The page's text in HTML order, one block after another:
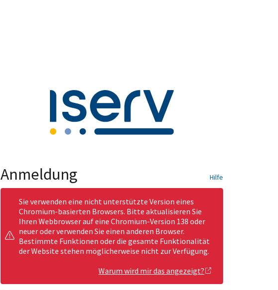
Anmeldung Hilfe
Sie verwenden eine nicht unterstützte Version eines
Chromium-basierten Browsers. Bitte aktualisieren Sie
Ihren Webbrowser auf eine Chromium-Version 138 oder
neuer oder verwenden Sie einen anderen Browser.
Bestimmte Funktionen oder die gesamte Funktionalität
der Website stehen möglicherweise nicht zur Verfügung.
Warum wird mir das angezeigt?